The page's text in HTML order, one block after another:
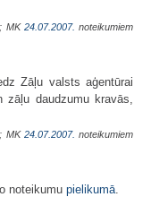
MK 24.07.2007. noteikumiem
Zāļu valsts aģentūrai
daudzumu kravās,
MK 24.07.2007. noteikumiem
noteikumu pielikumā